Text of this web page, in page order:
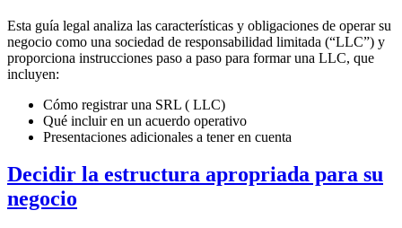
Esta guía legal analiza las características y obligaciones de operar su
negocio como una sociedad de responsabilidad limitada (“LLC”) y
proporciona instrucciones paso a paso para formar una LLC, que
incluyen:
Cómo registrar una SRL ( LLC)
Qué incluir en un acuerdo operativo
Presentaciones adicionales a tener en cuenta
Decidir la estructura apropriada para su
negocio